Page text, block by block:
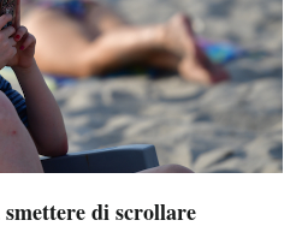
di scrollare